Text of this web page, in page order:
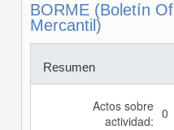
BORME (Boletín
Mercantil)
Resumen
Actos sobre
actividad: 0